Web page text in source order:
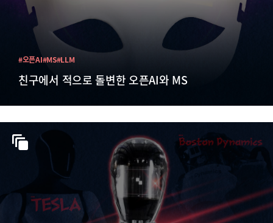
친구에서 적으로 돌변한 오픈AI와 MS
#오픈AI#MS#LLM